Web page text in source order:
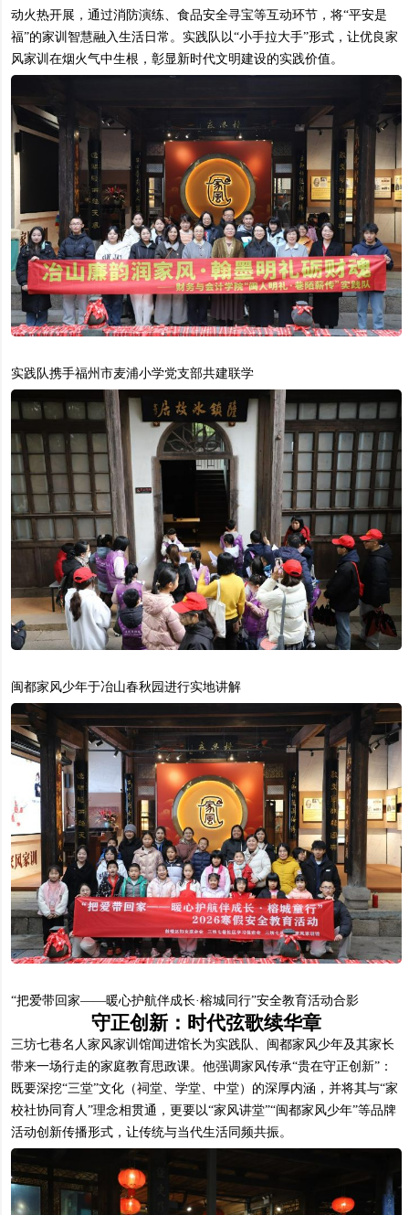
动火热开展，通过消防演练、食品安全寻宝等互动环节，将“平安是
福”的家训智慧融入生活日常。实践队以“小手拉大手”形式，让优良家
风家训在烟火气中生根，彰显新时代文明建设的实践价值。
实践队携手福州市麦浦小学党支部共建联学
闽都家风少年于冶山春秋园进行实地讲解
“把爱带回家——暖心护航伴成长·榕城同行”安全教育活动合影
守正创新：时代弦歌续华章
三坊七巷名人家风家训馆闻进馆长为实践队、闽都家风少年及其家长
带来一场行走的家庭教育思政课。他强调家风传承“贵在守正创新”：
既要深挖“三堂”文化（祠堂、学堂、中堂）的深厚内涵，并将其与“家
校社协同育人”理念相贯通，更要以“家风讲堂”“闽都家风少年”等品牌
活动创新传播形式，让传统与当代生活同频共振。